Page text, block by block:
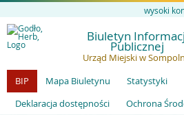
wysoki
Biuletyn
Publicznej
Urząd Miejski w
BIP
Mapa Biuletynu Statystyki
Deklaracja dostępności
Ochrona